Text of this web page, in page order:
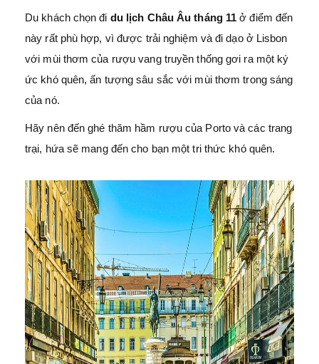
Du khách chọn đi du lịch Châu Âu tháng 11 ở điểm đến
này rất phù hợp, vì được trải nghiệm và đi dạo ở Lisbon
với mùi thơm của rượu vang truyền thống gơi ra một ký
ức khó quên, ấn tượng sâu sắc với mùi thơm trong sáng
của nó.
Hãy nên đến ghé thăm hầm rượu của Porto và các trang
trại, hứa sẽ mang đến cho bạn một tri thức khó quên.